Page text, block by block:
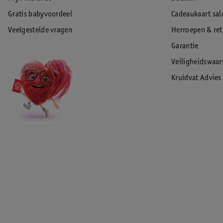
We bieden op dit product standaard 2 jaar garantie.
Gratis babyvoordeel
Veelgestelde vragen
Cadeaukaart
Herroepen &
Garantie
Kruidvat Advies